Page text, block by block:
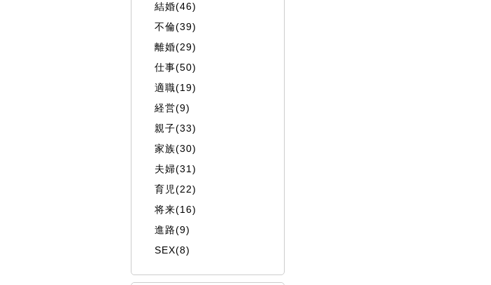
結婚(46)
不倫(39)
離婚(29)
仕事(50)
適職(19)
経営(9)
親子(33)
家族(30)
夫婦(31)
育児(22)
将来(16)
進路(9)
SEX(8)